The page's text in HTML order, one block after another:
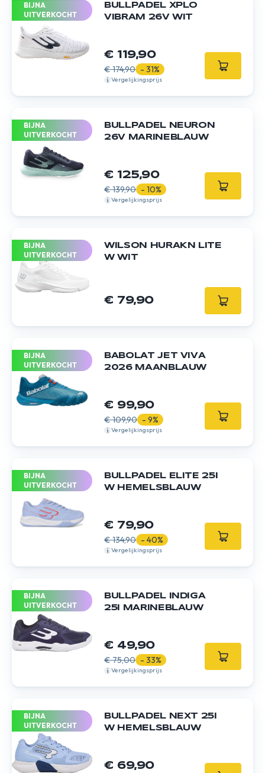
BIJNA
UITVERKOCHT
BULLPADEL XPLO
VIBRAM 26V WIT
€ 119,90
€ 174,90 - 31%
Vergelijkingsprijs
BIJNA
UITVERKOCHT
BULLPADEL NEURON
26V MARINEBLAUW
€ 125,90
€ 139,90 - 10%
Vergelijkingsprijs
BIJNA
UITVERKOCHT
WILSON HURAKN LITE
W WIT
€ 79,90
BIJNA
UITVERKOCHT
BABOLAT JET VIVA
2026 MAANBLAUW
€ 99,90
€ 109,90 - 9%
Vergelijkingsprijs
BIJNA
UITVERKOCHT
BULLPADEL ELITE 25I
W HEMELSBLAUW
€ 79,90
€ 134,90 - 40%
Vergelijkingsprijs
BIJNA
UITVERKOCHT
BULLPADEL INDIGA
25I MARINEBLAUW
€ 49,90
€ 75,00 - 33%
Vergelijkingsprijs
BIJNA
UITVERKOCHT
BULLPADEL NEXT 25I
W HEMELSBLAUW
€ 69,90